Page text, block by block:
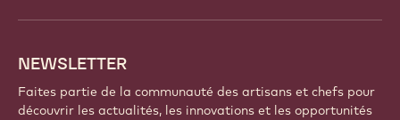
NEWSLETTER
Faites partie de la communauté des artisans et chefs pour
découvrir les actualités, les innovations et les opportunités